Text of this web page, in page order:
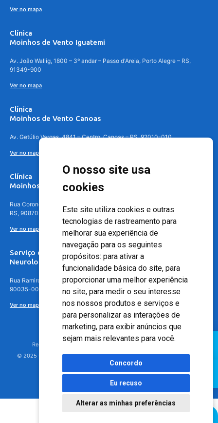
O nosso site usa
cookies
Este site utiliza cookies e outras
tecnologias de rastreamento para
melhorar sua experiência de
navegação para os seguintes
propósitos: para ativar a
funcionalidade básica do site, para
proporcionar uma melhor experiência
no site, para medir o seu interesse
nos nossos produtos e serviços e
para personalizar as interações de
marketing, para exibir anúncios que
sejam mais relevantes para você.
Concordo
Eu recuso
Alterar as minhas preferências
Ver no mapa
Clínica
Moinhos de Vento Iguatemi
Av. João Wallig, 1800 – 3º andar – Passo d'Areia, Porto Alegre – RS,
91349-900
Ver no mapa
Clínica
Moinhos de Vento Canoas
Av. Getúlio Vargas, 4841 – Centro, Canoas – RS, 92010-010
Ver no mapa
Clínica
Moinhos de Vento - Teresópolis
Rua Coronel Aparício Borges, 250 - 3º andar - Teresópolis, Porto Alegre -
RS, 90870-016
Ver no mapa
Serviço de
Neurologia
Rua Ramiro Barcelos, 630 – 5º andar – Floresta, Porto Alegre – RS,
90035-001
Ver no mapa
Responsável Técnico: Dr. Luiz Antonio Nasi - CREMERS 11217
© 2025 - Hospital Moinhos de Vento - Registro Empresa (CRM-RS): 425